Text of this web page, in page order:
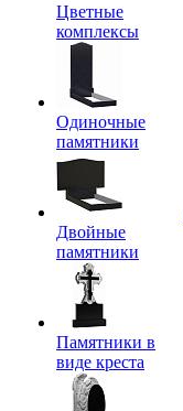
Цветные
комплексы
Одиночные
памятники
Двойные
памятники
Памятники в
виде креста